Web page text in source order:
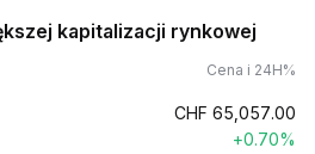
kapitalizacji rynkowej
Cena i 24H%
CHF 65,057.00
+0.70%